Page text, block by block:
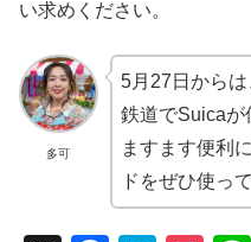
い求めください。
多可
5月27日から
鉄道でSuicaが
ますます便利
ドをぜひ使っ